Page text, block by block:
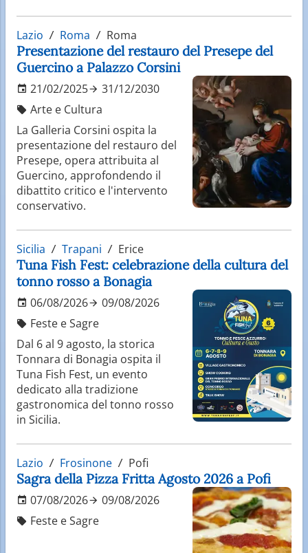
Lazio Roma Roma
Presentazione del restauro del Presepe del
Guercino a Palazzo Corsini
21/02/2025
31/12/2030
Arte e Cultura
La Galleria Corsini ospita la
presentazione del restauro del
Presepe, opera attribuita al
Guercino, approfondendo il
dibattito critico e l'intervento
conservativo.
Sicilia Trapani Erice
Tuna Fish Fest: celebrazione della cultura del
tonno rosso a Bonagia
06/08/2026
09/08/2026
Feste e Sagre
Dal 6 al 9 agosto, la storica
Tonnara di Bonagia ospita il
Tuna Fish Fest, un evento
dedicato alla tradizione
gastronomica del tonno rosso
in Sicilia.
Lazio Frosinone Pofi
Sagra della Pizza Fritta Agosto 2026 a Pofi
07/08/2026
09/08/2026
Feste e Sagre